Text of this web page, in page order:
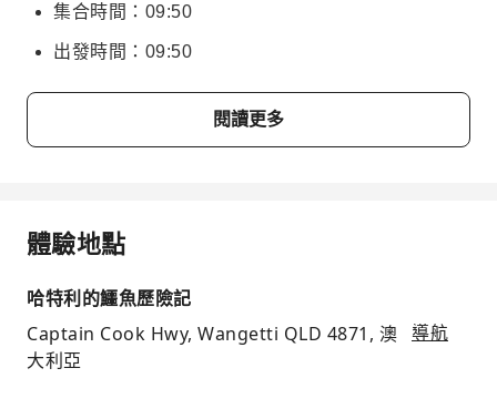
集合時間：09:50
出發時間：09:50
閱讀更多
體驗地點
哈特利的鱷魚歷險記
Captain Cook Hwy, Wangetti QLD 4871, 澳
大利亞
導航